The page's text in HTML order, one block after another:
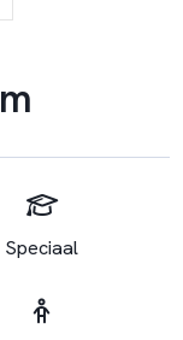
Speciaal